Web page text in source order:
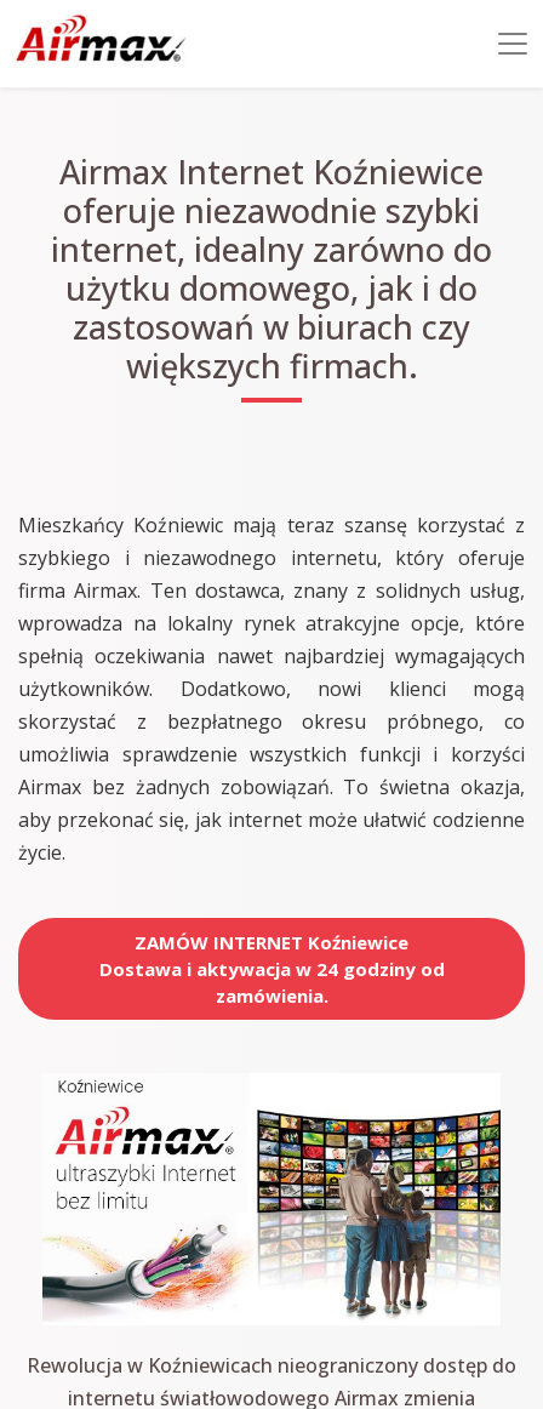
Airmax Internet Koźniewice
oferuje niezawodnie szybki
internet, idealny zarówno do
użytku domowego, jak i do
zastosowań w biurach czy
większych firmach.
Mieszkańcy Koźniewic mają teraz szansę korzystać z
szybkiego i niezawodnego internetu, który oferuje
firma Airmax. Ten dostawca, znany z solidnych usług,
wprowadza na lokalny rynek atrakcyjne opcje, które
spełnią oczekiwania nawet najbardziej wymagających
użytkowników. Dodatkowo, nowi klienci mogą
skorzystać z bezpłatnego okresu próbnego, co
umożliwia sprawdzenie wszystkich funkcji i korzyści
Airmax bez żadnych zobowiązań. To świetna okazja,
aby przekonać się, jak internet może ułatwić codzienne
życie.
ZAMÓW INTERNET Koźniewice
Dostawa i aktywacja w 24 godziny od
zamówienia.
Rewolucja w Koźniewicach nieograniczony dostęp do
internetu światłowodowego Airmax zmienia